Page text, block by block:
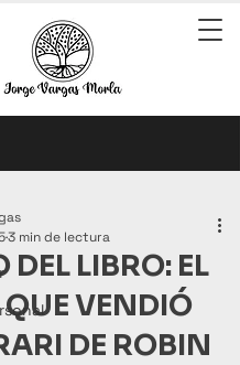
DEL LIBRO: EL
VENDIÓ
DE ROBIN
3 min de lectura